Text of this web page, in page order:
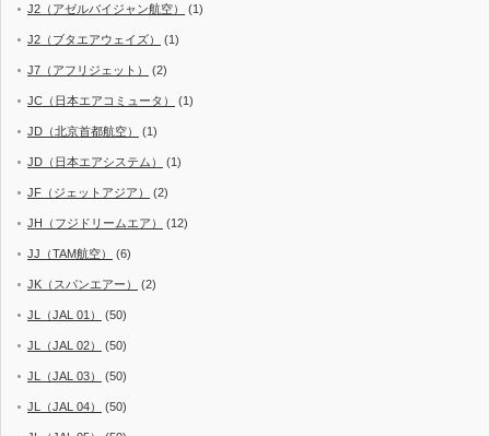
J2（アゼルバイジャン航空） (1)
J2（ブタエアウェイズ） (1)
J7（アフリジェット） (2)
JC（日本エアコミュータ） (1)
JD（北京首都航空） (1)
JD（日本エアシステム） (1)
JF（ジェットアジア） (2)
JH（フジドリームエア） (12)
JJ（TAM航空） (6)
JK（スパンエアー） (2)
JL（JAL 01） (50)
JL（JAL 02） (50)
JL（JAL 03） (50)
JL（JAL 04） (50)